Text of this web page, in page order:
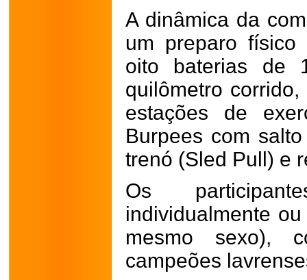
A dinâmica da
um preparo
oito baterias de
quilômetro
estações de
Burpees com
trenó (Sled Pull) e
Os
individualmente
mesmo sexo),
campeões